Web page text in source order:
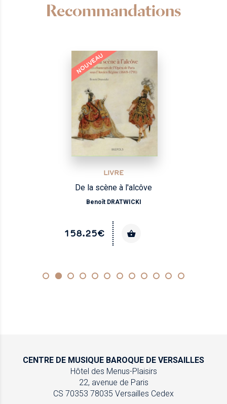
Recommandations
NOUVEAU
LIVRE
De la scène à l'alcôve
Benoît DRATWICKI
158.25€
CENTRE DE MUSIQUE BAROQUE DE VERSAILLES
Hôtel des Menus-Plaisirs
22, avenue de Paris
CS 70353 78035 Versailles Cedex